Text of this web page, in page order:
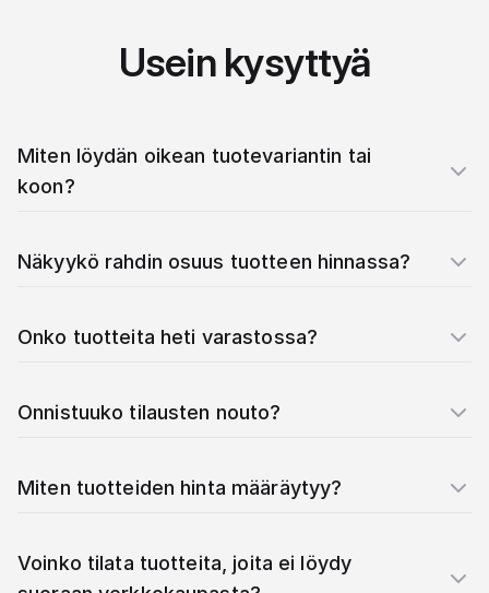
Usein kysyttyä
Miten löydän oikean tuotevariantin tai
koon?
Näkyykö rahdin osuus tuotteen hinnassa?
Onko tuotteita heti varastossa?
Onnistuuko tilausten nouto?
Miten tuotteiden hinta määräytyy?
Voinko tilata tuotteita, joita ei löydy